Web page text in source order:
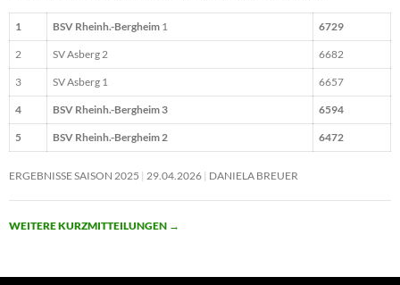
1 BSV Rheinh.-Bergheim 1 6729
2 SV Asberg 2 6682
3 SV Asberg 1 6657
4 BSV Rheinh.-Bergheim 3 6594
5 BSV Rheinh.-Bergheim 2 6472
ERGEBNISSE SAISON 2025 29.04.2026 DANIELA BREUER
WEITERE KURZMITTEILUNGEN →